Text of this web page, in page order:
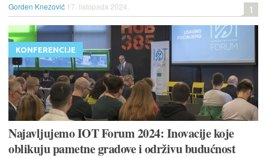
Gorden Knezović 17. listopada 2024. 1
KONFERENCIJE
Najavljujemo IOT Forum 2024: Inovacije koje
oblikuju pametne gradove i održivu budućnost